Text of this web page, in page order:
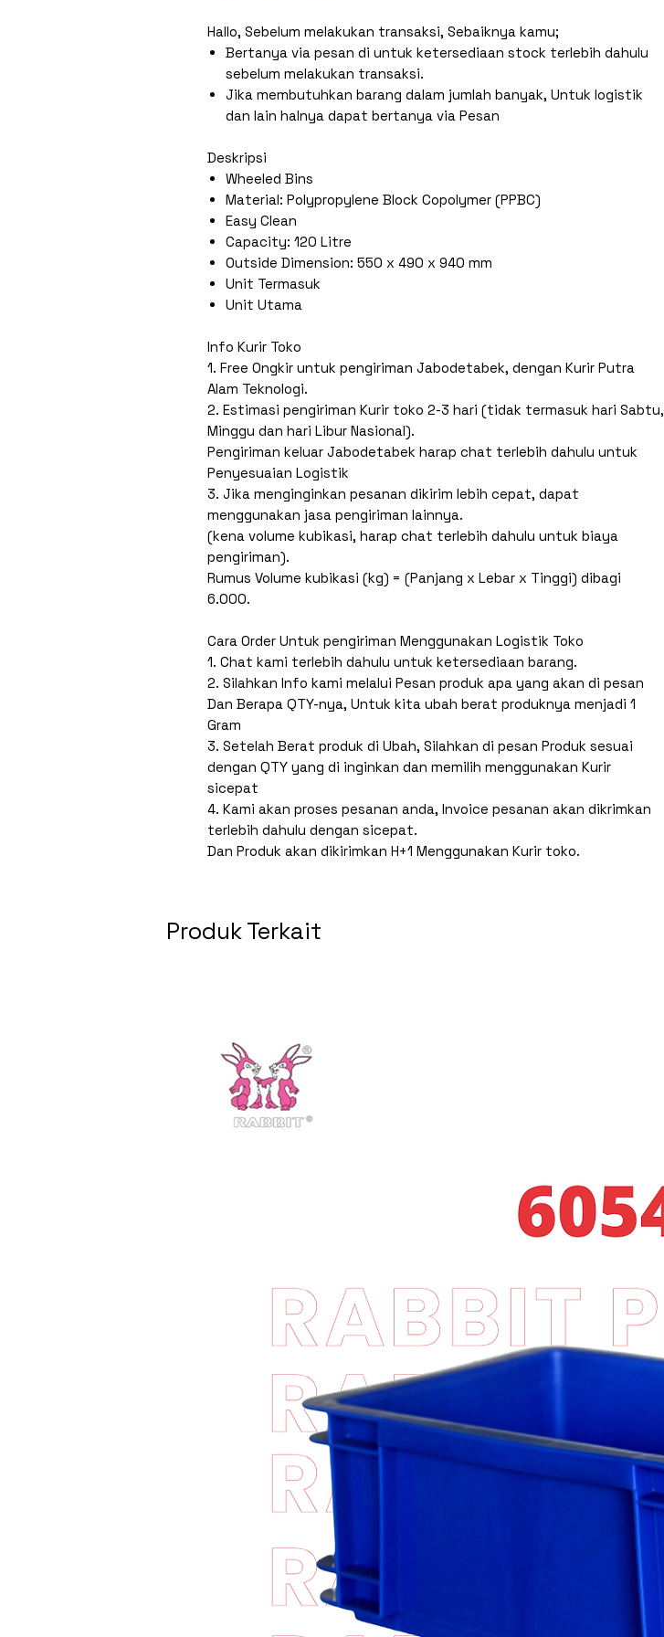
Hallo, Sebelum melakukan transaksi, Sebaiknya kamu;
Bertanya via pesan di untuk ketersediaan stock terlebih dahulu
sebelum melakukan transaksi.
Jika membutuhkan barang dalam jumlah banyak, Untuk logistik
dan lain halnya dapat bertanya via Pesan
Deskripsi
Wheeled Bins
Material: Polypropylene Block Copolymer (PPBC)
Easy Clean
Capacity: 120 Litre
Outside Dimension: 550 x 490 x 940 mm
Unit Termasuk
Unit Utama
Info Kurir Toko
1. Free Ongkir untuk pengiriman Jabodetabek, dengan Kurir Putra
Alam Teknologi.
2. Estimasi pengiriman Kurir toko 2-3 hari (tidak termasuk hari Sabtu,
Minggu dan hari Libur Nasional).
Pengiriman keluar Jabodetabek harap chat terlebih dahulu untuk
Penyesuaian Logistik
3. Jika menginginkan pesanan dikirim lebih cepat, dapat
menggunakan jasa pengiriman lainnya.
(kena volume kubikasi, harap chat terlebih dahulu untuk biaya
pengiriman).
Rumus Volume kubikasi (kg) = (Panjang x Lebar x Tinggi) dibagi
6.000.
Cara Order Untuk pengiriman Menggunakan Logistik Toko
1. Chat kami terlebih dahulu untuk ketersediaan barang.
2. Silahkan Info kami melalui Pesan produk apa yang akan di pesan
Dan Berapa QTY-nya, Untuk kita ubah berat produknya menjadi 1
Gram
3. Setelah Berat produk di Ubah, Silahkan di pesan Produk sesuai
dengan QTY yang di inginkan dan memilih menggunakan Kurir
sicepat
4. Kami akan proses pesanan anda, Invoice pesanan akan dikrimkan
terlebih dahulu dengan sicepat.
Dan Produk akan dikirimkan H+1 Menggunakan Kurir toko.
Produk Terkait